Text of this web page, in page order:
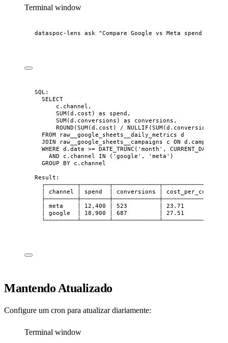
Terminal window
dataspoc-lens ask "Compare Google vs Meta spend
SQL:
SELECT
c.channel,
SUM(d.cost) as spend,
SUM(d.conversions) as conversions,
ROUND(SUM(d.cost) /
FROM raw__google_sheets__daily_metrics d
JOIN raw__google_sheets__campaigns c ON d.campaign =
WHERE d.date >= DATE_TRUNC('month', CURRENT_DATE)
AND c.channel IN ('google', 'meta')
GROUP BY c.channel
Result:
│ channel │ spend  │ conversions │
│ meta    │ 12,400 │ 523         │ 23.71
│ google  │ 18,900 │ 687         │ 27.51
Mantendo Atualizado
Configure um cron para atualizar diariamente:
Terminal window